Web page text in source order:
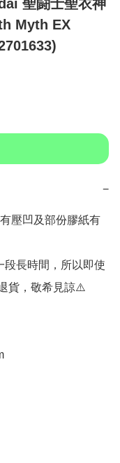
聖闘士聖衣神
Myth EX
−
壓凹及部份膠紙有
長時間，所以即使
貨，敬希見諒⚠️